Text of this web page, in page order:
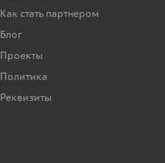
Как стать партнером
Блог
Проекты
Политика
Реквизиты